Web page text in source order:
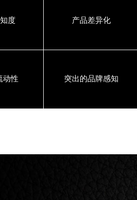
度 产品差异化
动性 突出的品牌感知